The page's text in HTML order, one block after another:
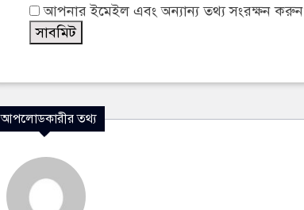
আপনার ইমেইল এবং অন্যান্য তথ্য সংরক্ষন করুন
আপলোডকারীর তথ্য